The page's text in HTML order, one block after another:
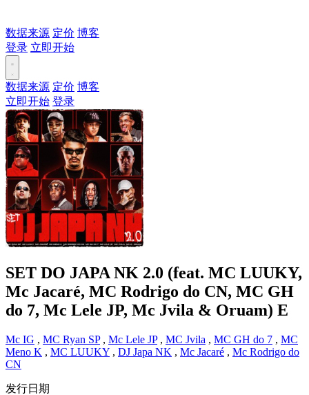
数据来源 定价 博客
登录 立即开始
数据来源 定价 博客
立即开始 登录
SET DO JAPA NK 2.0 (feat. MC LUUKY,
Mc Jacaré, MC Rodrigo do CN, MC GH
do 7, Mc Lele JP, Mc Jvila & Oruam) E
Mc IG , MC Ryan SP, Mc Lele JP, MC Jvila , MC GH do 7 , MC
Meno K , MC LUUKY , DJ Japa NK , Mc Jacaré , Mc Rodrigo do
CN
发行日期